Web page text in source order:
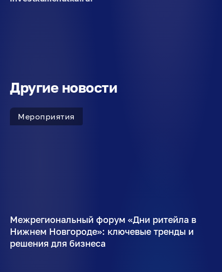
Другие новости
Мероприятия
Межрегиональный форум «Дни ритейла в
Нижнем Новгороде»: ключевые тренды и
решения для бизнеса